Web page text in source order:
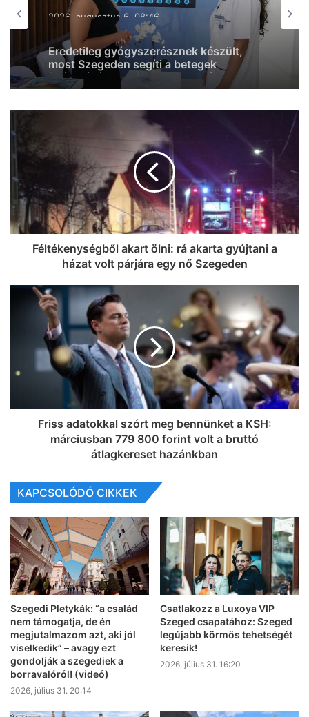
2026, augusztus 5. 14:25
Welcome home! Vége a nagy kalandnak,
visszaérkezett Magyarországra a
szatymazi Babettás világjáró, Farkas
Gábor
Féltékenységből akart ölni: rá akarta gyújtani a
házat volt párjára egy nő Szegeden
Friss adatokkal szórt meg bennünket a KSH:
márciusban 779 800 forint volt a bruttó
átlagkereset hazánkban
KAPCSOLÓDÓ CIKKEK
Szegedi Pletykák: “a család
nem támogatja, de én
megjutalmazom azt, aki jól
viselkedik” – avagy ezt
gondolják a szegediek a
borravalóról! (videó)
2026, július 31. 20:14
Csatlakozz a Luxoya VIP
Szeged csapatához: Szeged
legújabb körmös tehetségét
keresik!
2026, július 31. 16:20